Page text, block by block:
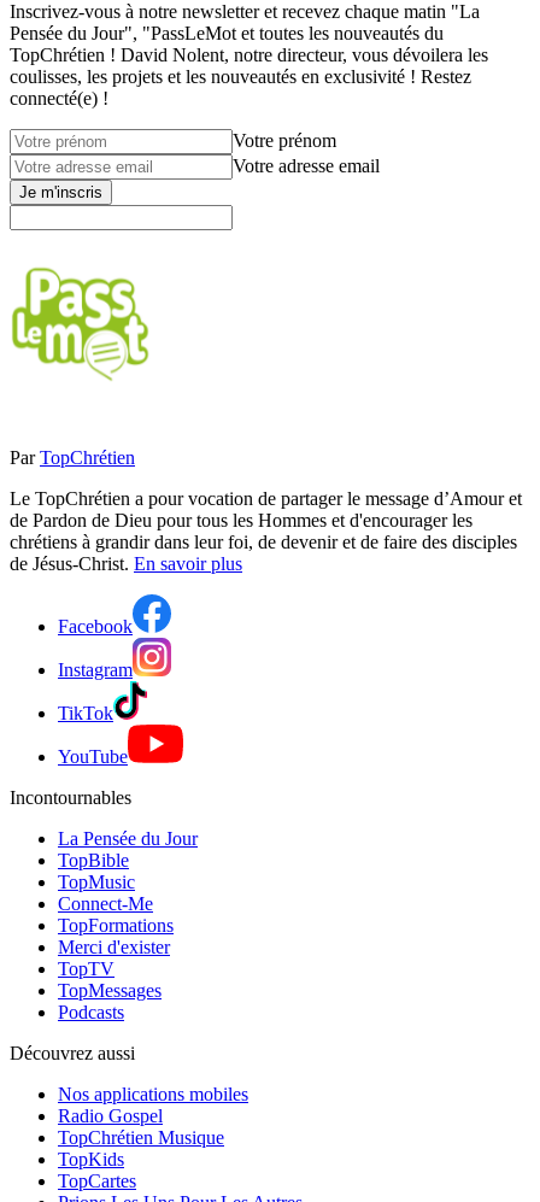
Inscrivez-vous à notre newsletter et recevez chaque matin "La
Pensée du Jour", "PassLeMot et toutes les nouveautés du
TopChrétien ! David Nolent, notre directeur, vous dévoilera les
coulisses, les projets et les nouveautés en exclusivité ! Restez
connecté(e) !
Votre prénom
Votre adresse email
Je m'inscris
Par TopChrétien
Le TopChrétien a pour vocation de partager le message d’Amour et
de Pardon de Dieu pour tous les Hommes et d'encourager les
chrétiens à grandir dans leur foi, de devenir et de faire des disciples
de Jésus-Christ. En savoir plus
Facebook
Instagram
TikTok
YouTube
Incontournables
La Pensée du Jour
TopBible
TopMusic
Connect-Me
TopFormations
Merci d'exister
TopTV
TopMessages
Podcasts
Découvrez aussi
Nos applications mobiles
Radio Gospel
TopChrétien Musique
TopKids
TopCartes